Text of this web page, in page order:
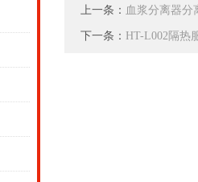
上一条： 血浆分离器分
下一条： HT-L002隔热